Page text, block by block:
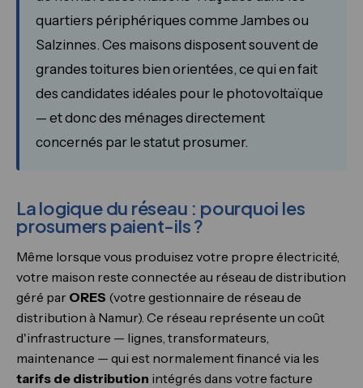
quartiers périphériques comme Jambes ou
Salzinnes. Ces maisons disposent souvent de
grandes toitures bien orientées, ce qui en fait
des candidates idéales pour le photovoltaïque
— et donc des ménages directement
concernés par le statut prosumer.
La logique du réseau : pourquoi les
prosumers paient-ils ?
Même lorsque vous produisez votre propre électricité,
votre maison reste connectée au réseau de distribution
géré par ORES (votre gestionnaire de réseau de
distribution à Namur). Ce réseau représente un coût
d'infrastructure — lignes, transformateurs,
maintenance — qui est normalement financé via les
tarifs de distribution intégrés dans votre facture